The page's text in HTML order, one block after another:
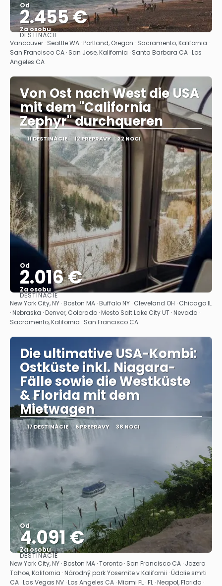
Od
2.455 €
Za osobu
Pozrieť sa
DESTINÁCIE
Vancouver · Seattle WA · Portland, Oregon · Sacramento, Kalifornia ·
San Francisco CA · San Jose, Kalifornia · Santa Barbara CA · Los
Angeles CA
Von Ost nach West die USA
mit dem "California
Zephyr" durchqueren
11 DESTINÁCIE 12 PREPRAVY 22 NOCI
Od
2.016 €
Za osobu
Pozrieť sa
DESTINÁCIE
New York City, NY · Boston MA · Buffalo NY · Cleveland OH · Chicago IL
· Nebraska · Denver, Colorado · Mesto Salt Lake City UT · Nevada ·
Sacramento, Kalifornia · San Francisco CA
Die ultimative USA-Kombi:
Ostküste inkl. Niagara-
Fälle sowie die Westküste
& Florida mit dem
Mietwagen
17 DESTINÁCIE 6 PREPRAVY 38 NOCI
Od
4.091 €
Za osobu
Pozrieť sa
DESTINÁCIE
New York City, NY · Boston MA · Toronto · San Francisco CA · Jazero
Tahoe, Kalifornia · Národný park Yosemite v Kalifornii · Údolie smrti
CA · Las Vegas NV · Los Angeles CA · Miami FL · FL · Neapol, Florida ·